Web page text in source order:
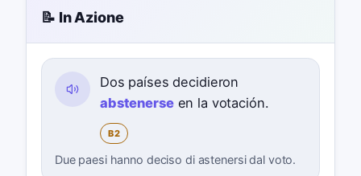
📝 In Azione
Dos países decidieron
abstenerseen la votación.
B2
Due paesi hanno deciso di astenersi dal voto.